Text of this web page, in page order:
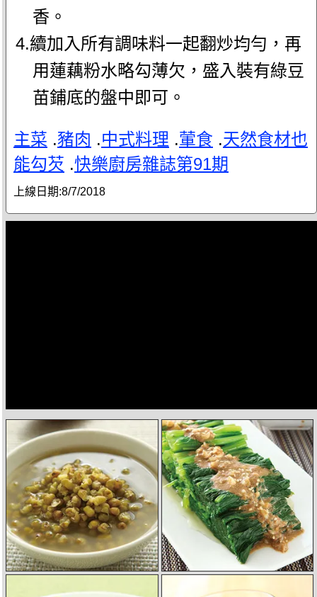
香。
4.續加入所有調味料一起翻炒均勻，再
用蓮藕粉水略勾薄欠，盛入裝有綠豆
苗鋪底的盤中即可。
主菜 .豬肉 .中式料理 .葷食 .天然食材也
能勾芡 .快樂廚房雜誌第91期
上線日期:8/7/2018